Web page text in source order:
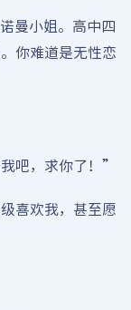
曼小姐。高中四
你难道是无性恋
吧，求你了！”
喜欢我，甚至愿